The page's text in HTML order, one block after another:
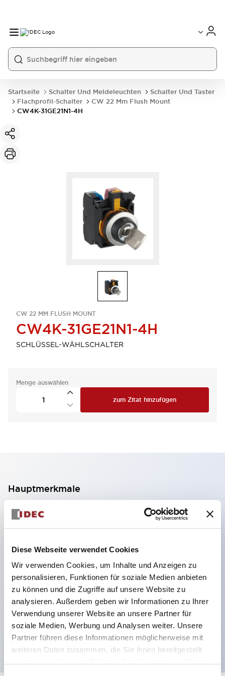
Diese Webseite verwendet Cookies
Wir verwenden Cookies, um Inhalte und Anzeigen zu
personalisieren, Funktionen für soziale Medien anbieten
zu können und die Zugriffe auf unsere Website zu
analysieren. Außerdem geben wir Informationen zu Ihrer
Verwendung unserer Website an unsere Partner für
soziale Medien, Werbung und Analysen weiter. Unsere
Partner führen diese Informationen möglicherweise mit
weiteren Daten zusammen, die Sie ihnen bereitgestellt
Startseite Schalter Und Meldeleuchten
Schalter Und Taster
Flachprofil-Schalter
CW 22 Mm Flush Mount
CW4K-31GE21N1-4H
CW 22 MM FLUSH MOUNT
CW4K-31GE21N1-4H
SCHLÜSSEL-WÄHLSCHALTER
Menge auswählen
zum Zitat hinzufügen
Hauptmerkmale
2-Kontakt-Block mit 2 Stufen, ermöglicht eine 4-
Kontakt-Konfiguration (Gewährleistung der
Isolierung zwischen den 2 Kontakten).
59,9 mm (※ 22-stufiger Kontaktblock).
Platzsparendes Design möglich.
Sicherheitsstruktur der 3. Generation: 2-Aktions-
Freisetzung, integrierter Schutz, IP20-
Fingerschutzstruktur